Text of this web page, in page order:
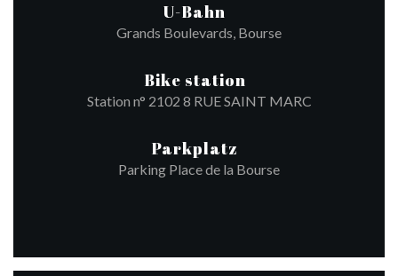
U-Bahn
Grands Boulevards, Bourse
Bike station
Station n° 2102 8 RUE SAINT MARC
Parkplatz
Parking Place de la Bourse